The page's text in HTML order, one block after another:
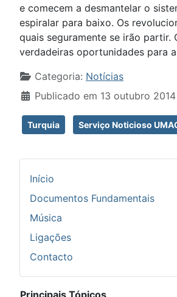
e comecem a desmantelar o
espiralar para baixo. Os
quais seguramente se irão
verdadeiras oportunidades para
Detalhes
Categoria: Notícias
Publicado em 13 outubro 2014
Turquia Serviço Noticioso
Início
Documentos Fundamentais
Música
Ligações
Contacto
Principais Tópicos